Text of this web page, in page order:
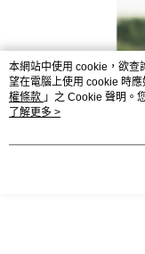
本網站中使用 cookie，欲查
望在電腦上使用 cookie 時
權條款 」之 Cookie 聲明。
用條款之 Cookie 聲明使用
了解更多 >